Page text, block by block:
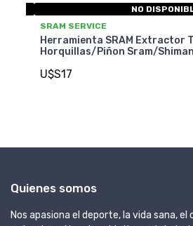
NO
SRAM SERVICE
Herramienta SRAM Extractor
Horquillas/Piñon Sram/
U$S17
Quienes somos
Nos apasiona el deporte, la vida sana,